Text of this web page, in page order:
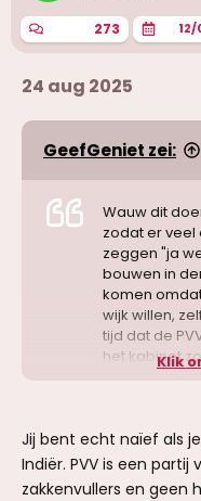
n
:
273 12/
24 aug 2025
GeefGeniet zei:
Wauw dit
zodat er veel
zeggen "ja
bouwen in
komen
wijk willen,
tijd dat de
het kabinet
die lui
Klik
Jij bent echt naïef als
Indiër. PVV is een
zakkenvullers en geen